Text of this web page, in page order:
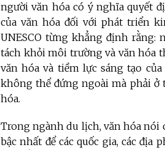
người văn hóa có ý nghĩa quyết
của văn hóa đối với phát triển
UNESCO từng khẳng định
tách khỏi môi trường và văn hóa
văn hóa và tiềm lực sáng tạo
không thể đứng ngoài mà phải
hóa.
Trong ngành du lịch, văn hóa nói
bậc nhất để các quốc gia, các địa